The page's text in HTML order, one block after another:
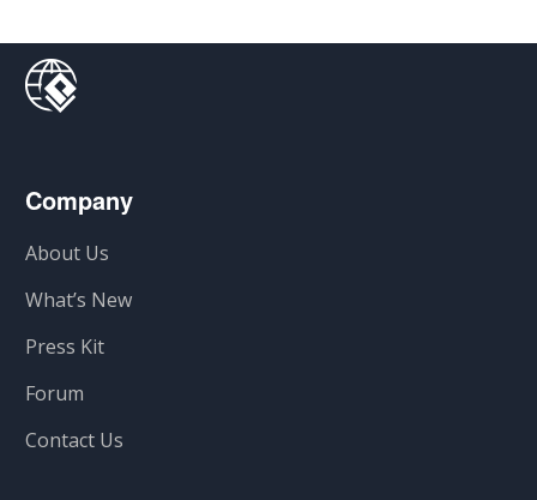
Company
About Us
What’s New
Press Kit
Forum
Contact Us